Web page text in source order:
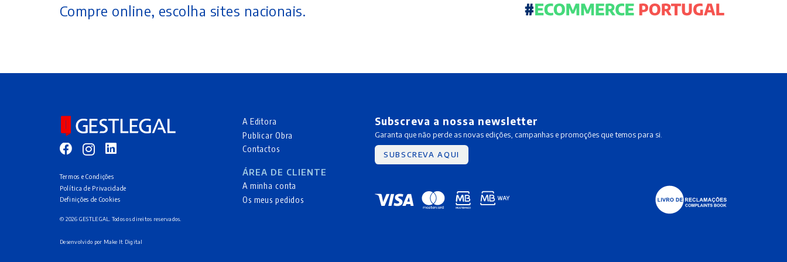
Compre online, escolha sites nacionais.
Termos e Condições
Política de Privacidade
Definições de Cookies
© 2026 GESTLEGAL. Todos os direitos reservados.
Desenvolvido por Make It Digital
A Editora
Publicar Obra
Contactos
ÁREA DE CLIENTE
A minha conta
Os meus pedidos
Subscreva a nossa newsletter
Garanta que não perde as novas edições, campanhas e promoções que temos para si.
SUBSCREVA AQUI